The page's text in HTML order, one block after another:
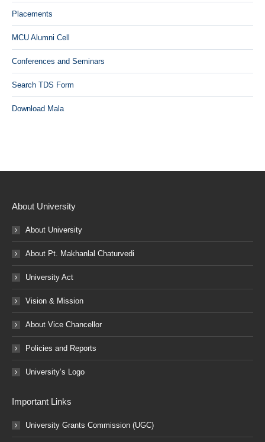
Placements
MCU Alumni Cell
Conferences and Seminars
Search TDS Form
Download Mala
About University
About University
About Pt. Makhanlal Chaturvedi
University Act
Vision & Mission
About Vice Chancellor
Policies and Reports
University’s Logo
Important Links
University Grants Commission (UGC)